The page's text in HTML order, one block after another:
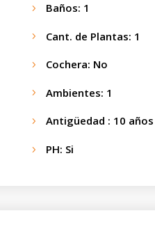
Baños: 1
Cant. de Plantas: 1
Cochera: No
Ambientes: 1
Antigüedad : 10 años
PH: Si